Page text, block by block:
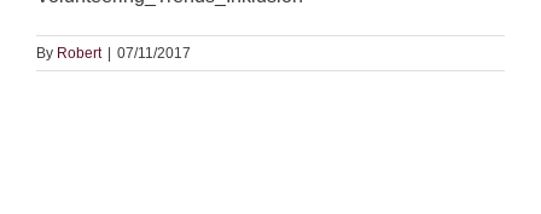
By Robert 07/11/2017